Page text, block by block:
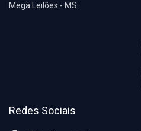
Mega Leilões - MS
Redes Sociais